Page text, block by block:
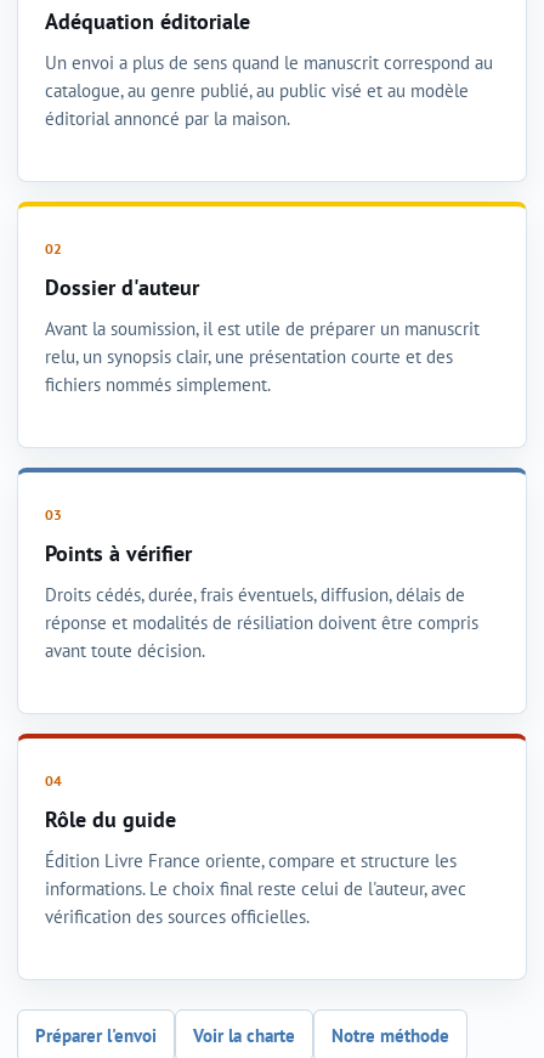
Adéquation éditoriale
Un envoi a plus de sens quand le manuscrit correspond au
catalogue, au genre publié, au public visé et au modèle
éditorial annoncé par la maison.
Dossier d'auteur
Avant la soumission, il est utile de préparer un manuscrit
relu, un synopsis clair, une présentation courte et des
fichiers nommés simplement.
Points à vérifier
Droits cédés, durée, frais éventuels, diffusion, délais de
réponse et modalités de résiliation doivent être compris
avant toute décision.
Rôle du guide
Édition Livre France oriente, compare et structure les
informations. Le choix final reste celui de l'auteur, avec
vérification des sources officielles.
Préparer l'envoi Voir la charte Notre méthode